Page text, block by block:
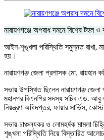
নারায়ণগঞ্জে অপরাধ দমনে বিশেষ টহল ও
আইন-শৃঙ্খলা পরিস্থিতি সমুন্নত রাখা,
হয়।
নারায়ণগঞ্জ জেলা প্রশাসক মো. রায়হান
সভায় উপস্থিত ছিলেন নারায়ণগঞ্জ
মহানগর বিএনপির সদস্য সচিব এড. আবু
নিয়ন্ত্রণ অধিদপ্তর, ফায়ার সার্ভিস,
সভায় চাঞ্চল্যকর ও লোমহর্ষক মামলা
শৃঙ্খলা পরিস্থিতি নিয়ে বিস্তারিত